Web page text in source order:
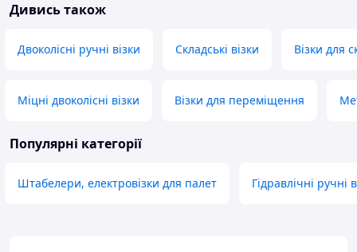
Дивись також
Двоколісні ручні візки Складські візки Візки для
Міцні двоколісні візки Візки для переміщення
Популярні категорії
Штабелери, електровізки для палет Гідравлічні ручні